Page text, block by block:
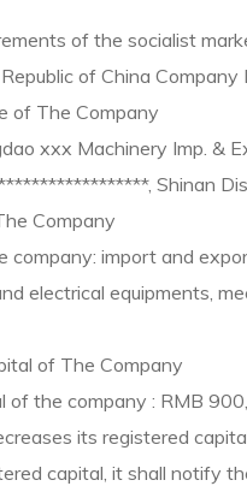
of the socialist
of China
of The Company
xxx Machinery Imp. &
Shinan
Company
company: import and
electrical equipments,
of The Company
the company : RMB
its registered
capital, it shall notify